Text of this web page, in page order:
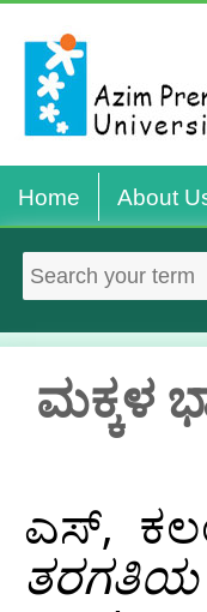
Home About
ಮಕ್ಕಳ
ಎಸ್,
ತರಗತಿಯ